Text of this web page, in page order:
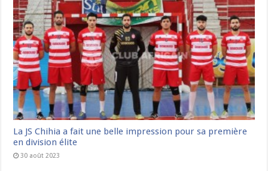
La JS Chihia a fait une belle impression pour sa première
en division élite
30 août 2023